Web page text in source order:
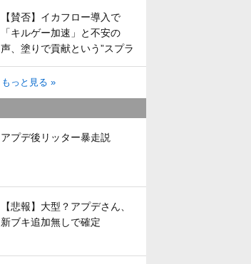
【賛否】イカフロー導入で
「キルゲー加速」と不安の
声、塗りで貢献という”スプラ
らしさ”は失われてしまうのか
もっと見る »
アプデ後リッター暴走説
【悲報】大型？アプデさん、
新ブキ追加無しで確定